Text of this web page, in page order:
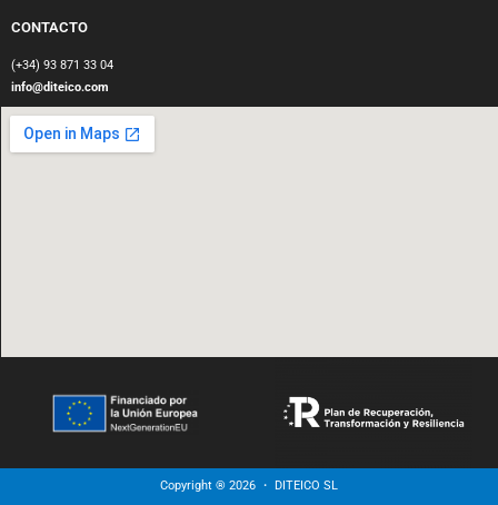
CONTACTO
(+34) 93 871 33 04
info@diteico.com
Copyright ® 2026 ・ DITEICO SL